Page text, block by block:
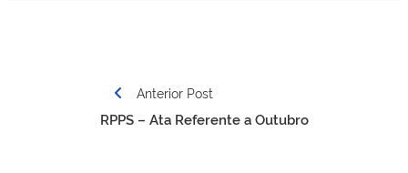
Navegação
Anterior Post
RPPS – Ata Referente a Outubro